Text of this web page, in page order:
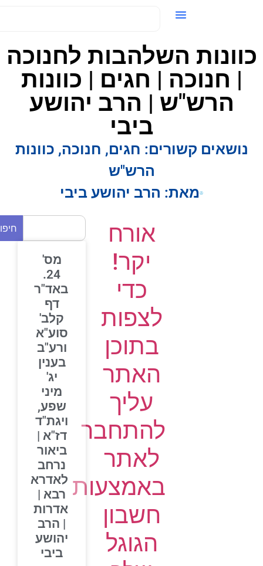
השלהבות לחנוכה
| חנוכה | חגים | כוונות
הרש"ש | הרב יהושע
ביבי
נושאים קשורים: חגים,חנוכה,כוונות
הרש"ש
מאת:הרב יהושע ביבי
אורח
יקר!
כדי
לצפות
בתוכן
האתר
עליך
להתחבר
לאתר
באמצעות
חשבון
הגוגל
חיפוש
מס'
24.
באד"ר
דף
קלב'
סוע"א
ורע"ב
בענין
מיני
שפע,
ויגת"ד
דז"א |
ביאור
נרחב
לאדרא
רבא |
אדרות
| הרב
יהושע
ביבי